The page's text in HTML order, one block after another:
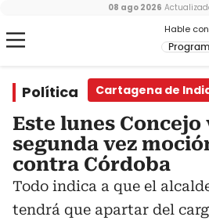
Hable
08 ago 2026
Política Cartagena de
Este lunes
segunda vez
contra Córdoba
Todo indica a que el
tendrá que apartar del